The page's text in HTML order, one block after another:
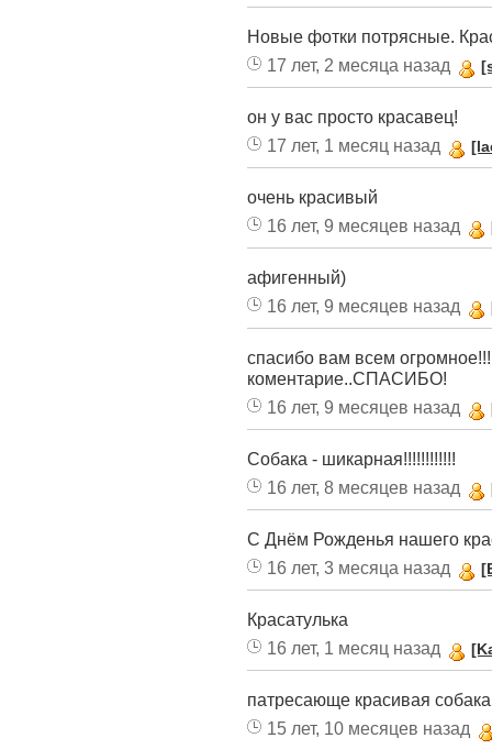
Новые фотки потрясные.
17 лет, 2 месяца назад
он у вас просто красавец!
17 лет, 1 месяц назад
очень красивый
16 лет, 9 месяцев назад
афигенный)
16 лет, 9 месяцев назад
спасибо вам всем
коментарие..СПАСИБО!
16 лет, 9 месяцев назад
Собака - шикарная!!!!!!!!!!!!
16 лет, 8 месяцев назад
С Днём Рожденья нашего
16 лет, 3 месяца назад
Красатулька
16 лет, 1 месяц назад
патресающе красивая
15 лет, 10 месяцев назад